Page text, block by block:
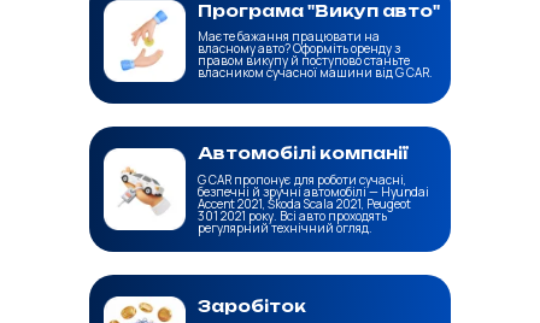
Маєте бажання працювати на
власному авто? Оформіть оренду з
правом викупу й поступово станьте
власником сучасної машини від G CAR.
Програма "Викуп авто"
Заробіток
G CAR пропонує для роботи сучасні,
безпечні й зручні автомобілі — Hyundai
Accent 2021, Škoda Scala 2021, Peugeot
301 2021 року. Всі авто проходять
регулярний технічний огляд.
Автомобілі компанії